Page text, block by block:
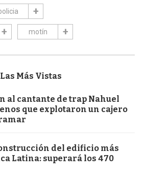
motín
Las Más Vistas
al cantante de trap Nahuel
que explotaron un cajero
del edificio más
Latina: superará los 470